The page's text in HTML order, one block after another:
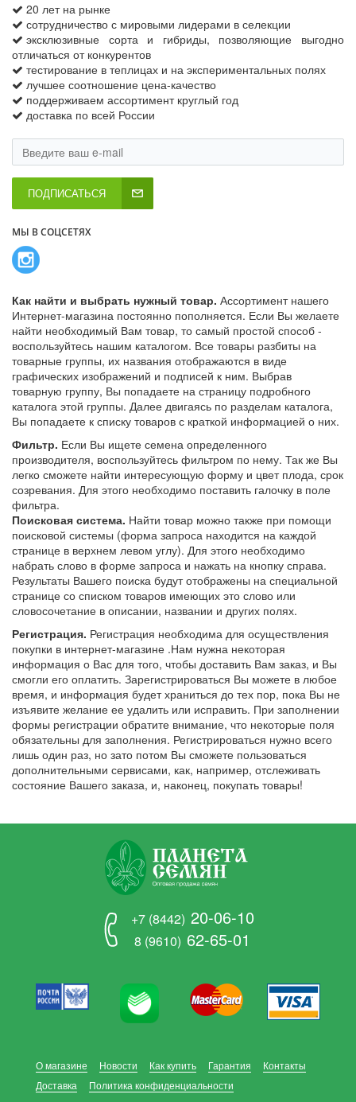
20 лет на рынке
сотрудничество с мировыми лидерами в селекции
эксклюзивные сорта и гибриды, позволяющие выгодно
отличаться от конкурентов
тестирование в теплицах и на экспериментальных полях
лучшее соотношение цена-качество
поддерживаем ассортимент круглый год
доставка по всей России
ПОДПИСАТЬСЯ
МЫ В СОЦСЕТЯХ
Как найти и выбрать нужный товар. Ассортимент нашего
Интернет-магазина постоянно пополняется. Если Вы желаете
найти необходимый Вам товар, то самый простой способ -
воспользуйтесь нашим каталогом. Все товары разбиты на
товарные группы, их названия отображаются в виде
графических изображений и подписей к ним. Выбрав
товарную группу, Вы попадаете на страницу подробного
каталога этой группы. Далее двигаясь по разделам каталога,
Вы попадаете к списку товаров с краткой информацией о них.
Фильтр. Если Вы ищете семена определенного
производителя, воспользуйтесь фильтром по нему. Так же Вы
легко сможете найти интересующую форму и цвет плода, срок
созревания. Для этого необходимо поставить галочку в поле
фильтра.
Поисковая система. Найти товар можно также при помощи
поисковой системы (форма запроса находится на каждой
странице в верхнем левом углу). Для этого необходимо
набрать слово в форме запроса и нажать на кнопку справа.
Результаты Вашего поиска будут отображены на специальной
странице со списком товаров имеющих это слово или
словосочетание в описании, названии и других полях.
Регистрация. Регистрация необходима для осуществления
покупки в интернет-магазине .Нам нужна некоторая
информация о Вас для того, чтобы доставить Вам заказ, и Вы
смогли его оплатить. Зарегистрироваться Вы можете в любое
время, и информация будет храниться до тех пор, пока Вы не
изъявите желание ее удалить или исправить. При заполнении
формы регистрации обратите внимание, что некоторые поля
обязательны для заполнения. Регистрироваться нужно всего
лишь один раз, но зато потом Вы сможете пользоваться
дополнительными сервисами, как, например, отслеживать
состояние Вашего заказа, и, наконец, покупать товары!
+7 (8442) 20-06-10
8 (9610) 62-65-01
О магазине Новости Как купить Гарантия
Контакты
Доставка
Политика конфиденциальности